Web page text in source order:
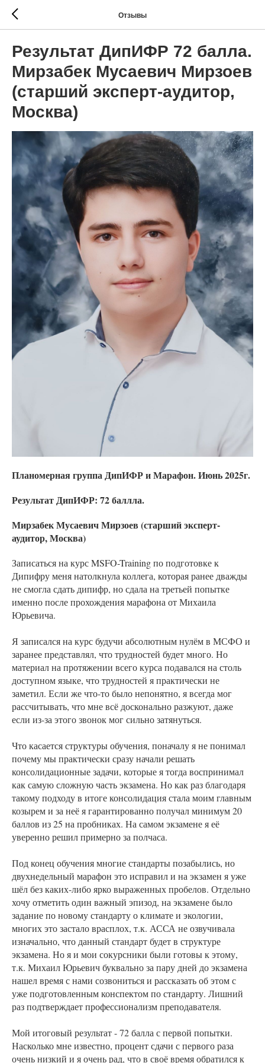
Отзывы
Результат ДипИФР 72 балла.
Мирзабек Мусаевич Мирзоев
(старший эксперт-аудитор,
Москва)
Планомерная группа ДипИФР и Марафон. Июнь 2025г.
Результат ДипИФР: 72 баллла.
Мирзабек Мусаевич Мирзоев (старший эксперт-
аудитор, Москва)
Записаться на курс MSFO-Training по подготовке к
Дипифру меня натолкнула коллега, которая ранее дважды
не смогла сдать дипифр, но сдала на третьей попытке
именно после прохождения марафона от Михаила
Юрьевича.
Я записался на курс будучи абсолютным нулём в МСФО и
заранее представлял, что трудностей будет много. Но
материал на протяжении всего курса подавался на столь
доступном языке, что трудностей я практически не
заметил. Если же что-то было непонятно, я всегда мог
рассчитывать, что мне всё досконально разжуют, даже
если из-за этого звонок мог сильно затянуться.
Что касается структуры обучения, поначалу я не понимал
почему мы практически сразу начали решать
консолидационные задачи, которые я тогда воспринимал
как самую сложную часть экзамена. Но как раз благодаря
такому подходу в итоге консолидация стала моим главным
козырем и за неё я гарантированно получал минимум 20
баллов из 25 на пробниках. На самом экзамене я её
уверенно решил примерно за полчаса.
Под конец обучения многие стандарты позабылись, но
двухнедельный марафон это исправил и на экзамен я уже
шёл без каких-либо ярко выраженных пробелов. Отдельно
хочу отметить один важный эпизод, на экзамене было
задание по новому стандарту о климате и экологии,
многих это застало врасплох, т.к. АССА не озвучивала
изначально, что данный стандарт будет в структуре
экзамена. Но я и мои сокурсники были готовы к этому,
т.к. Михаил Юрьевич буквально за пару дней до экзамена
нашел время с нами созвониться и рассказать об этом с
уже подготовленным конспектом по стандарту. Лишний
раз подтверждает профессионализм преподавателя.
Мой итоговый результат - 72 балла с первой попытки.
Насколько мне известно, процент сдачи с первого раза
очень низкий и я очень рад, что в своё время обратился к